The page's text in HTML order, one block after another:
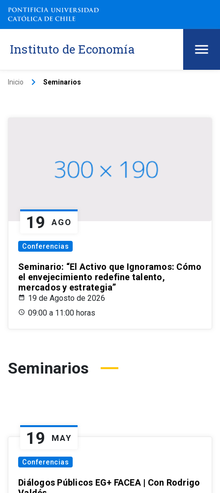
Instituto de Economía
Inicio keyboard_arrow_right Seminarios
19 AGO
Conferencias
Seminario: “El Activo que Ignoramos: Cómo
el envejecimiento redefine talento,
mercados y estrategia”
19 de Agosto de 2026
09:00 a 11:00 horas
Seminarios
19 MAY
Conferencias
Diálogos Públicos EG+ FACEA | Con Rodrigo